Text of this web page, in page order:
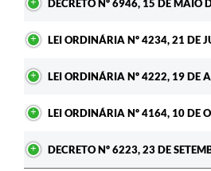
DECRETO Nº 6946, 15 DE MAIO
LEI ORDINÁRIA Nº 4234, 21 DE
LEI ORDINÁRIA Nº 4222, 19 DE
LEI ORDINÁRIA Nº 4164, 10 DE
DECRETO Nº 6223, 23 DE